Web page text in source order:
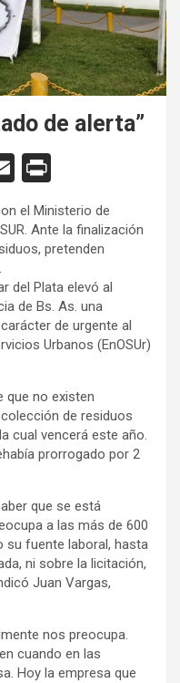
de alerta”
E
m
ail
in
tF
ri
e
n
dl
el Ministerio de
Ante la finalización
pretenden
del Plata elevó al
de Bs. As. una
de urgente al
Urbanos (EnOSUr)
que no existen
de residuos
cual vencerá este año.
prorrogado por 2
que se está
a las más de 600
su fuente laboral, hasta
ni sobre la licitación,
Juan Vargas,
nos preocupa.
cuando en las
Hoy la empresa que